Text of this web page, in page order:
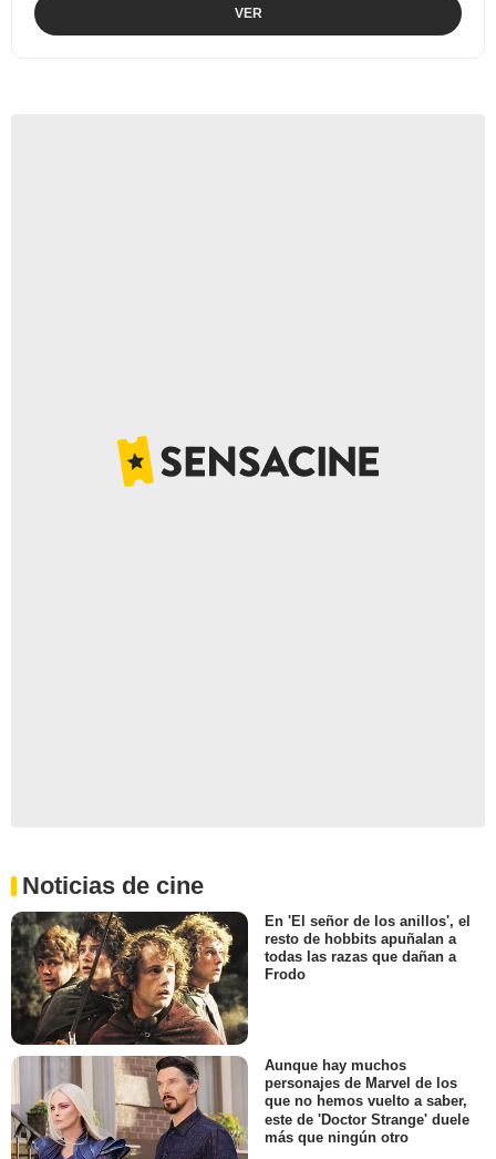
VER
Noticias de cine
En 'El señor de los anillos', el
resto de hobbits apuñalan a
todas las razas que dañan a
Frodo
Aunque hay muchos
personajes de Marvel de los
que no hemos vuelto a saber,
este de 'Doctor Strange' duele
más que ningún otro